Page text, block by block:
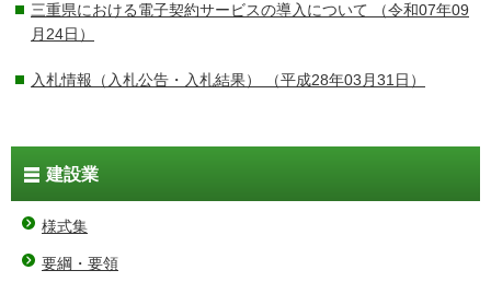
三重県における電子契約サービスの導入について （令和07年09
月24日）
入札情報（入札公告・入札結果） （平成28年03月31日）
建設業
様式集
要綱・要領